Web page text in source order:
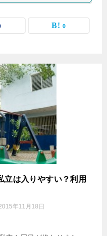
0
は入りやすい？利用
年11月18日